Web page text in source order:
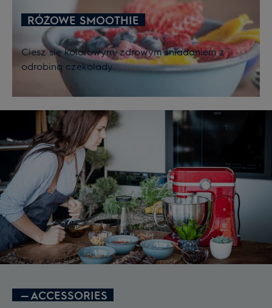
RÓŻOWE SMOOTHIE
Ciesz się kolorowym, zdrowym śniadaniem z
odrobiną czekolady.
—ACCESSORIES